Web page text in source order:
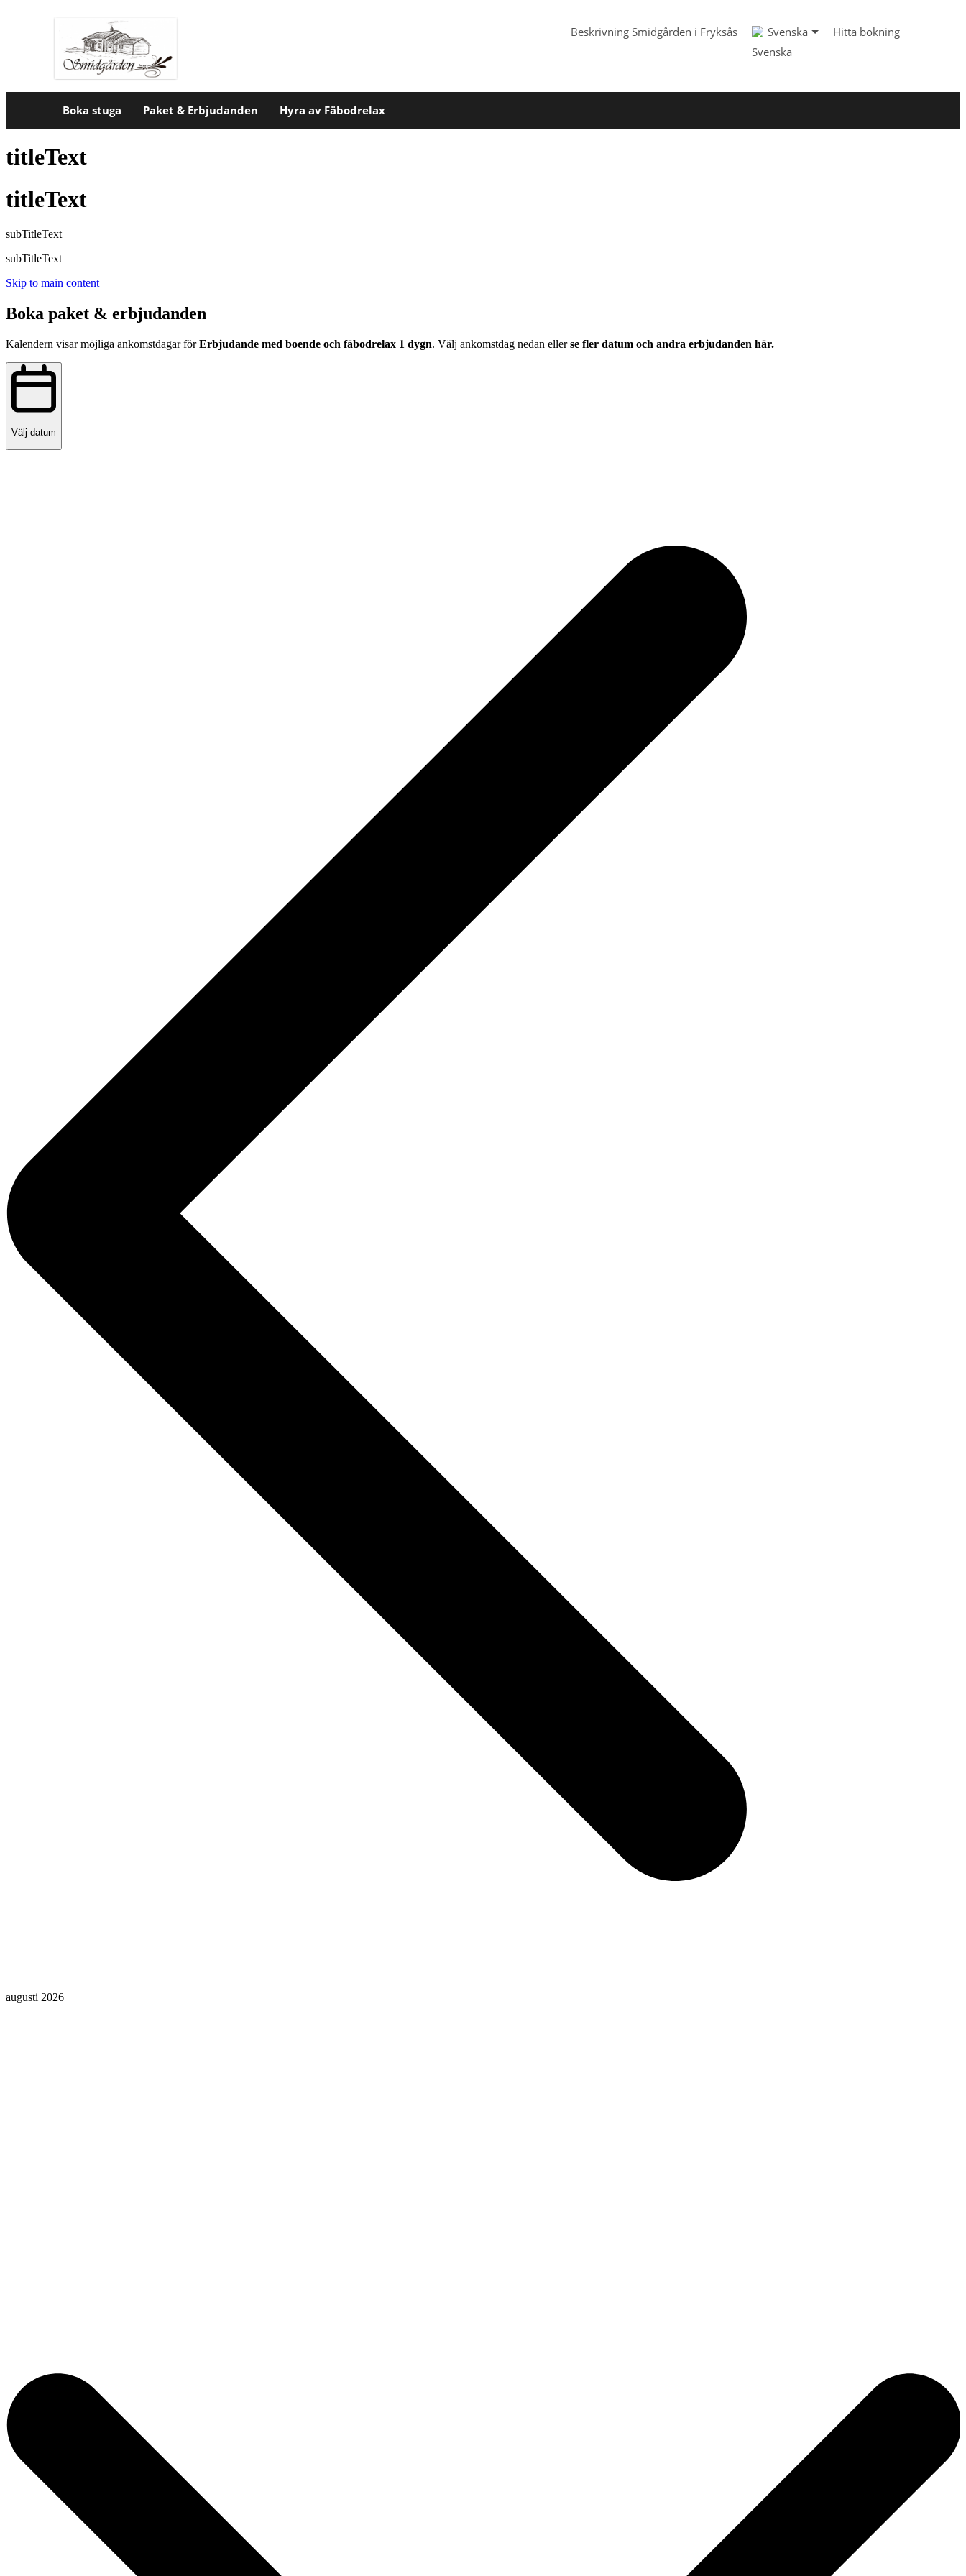
Boka stuga Paket & Erbjudanden Hyra av Fäbodrelax
Beskrivning Smidgården i Fryksås Svenska Hitta bokning
titleText
titleText
subTitleText
subTitleText
Skip to main content
Boka paket & erbjudanden
Kalendern visar möjliga ankomstdagar förErbjudande med boende och fäbodrelax 1 dygn. Välj ankomstdag nedan ellerse fler datum och andra erbjudanden här.
Välj datum
augusti 2026